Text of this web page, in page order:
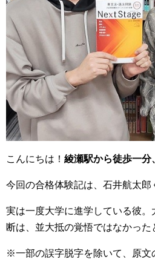
こんにちは！ 綾瀬駅から徒歩一分
今回の合格体験記は、石井航太郎
実は一度大学に進学している彼
断は、並大抵の覚悟ではなかった
※一部の誤字脱字を除いて、原文